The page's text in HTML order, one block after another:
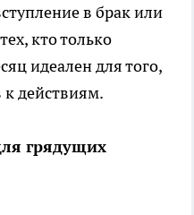
в брак или
кто только
идеален для того,
действиям.
грядущих